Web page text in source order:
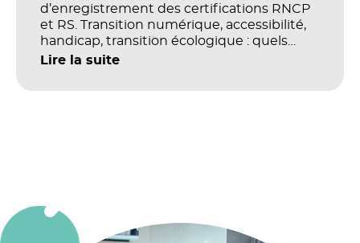
d’enregistrement des certifications RNCP
et RS. Transition numérique, accessibilité,
handicap, transition écologique : quels
impacts concrets pour les référentiels dans
Lire la suite